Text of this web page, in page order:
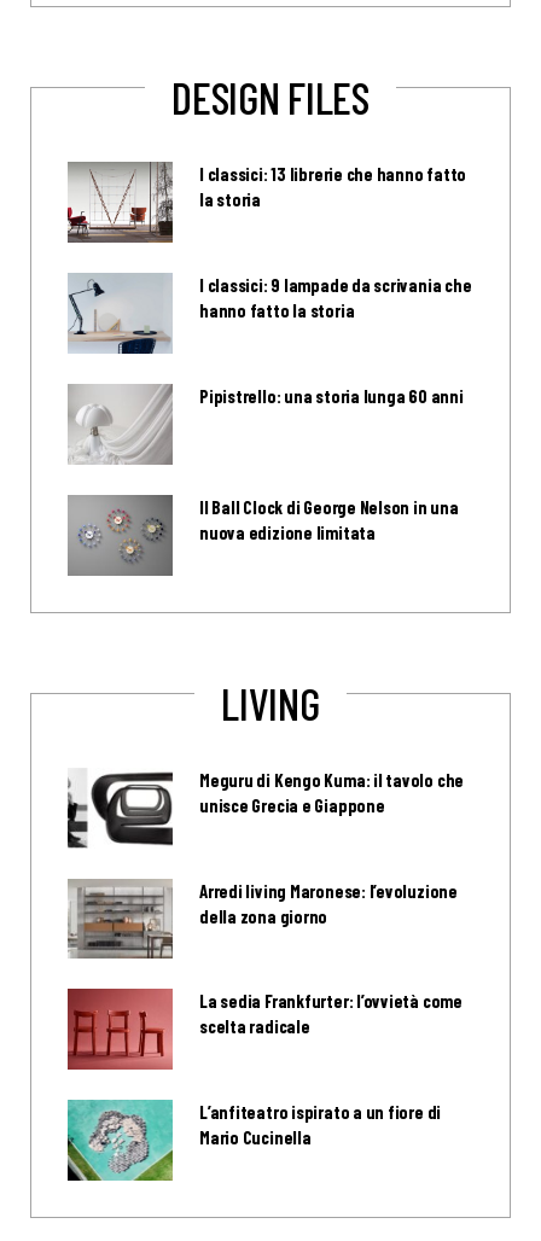
DESIGN FILES
I classici: 13 librerie che hanno fatto
la storia
I classici: 9 lampade da scrivania che
hanno fatto la storia
Pipistrello: una storia lunga 60 anni
Il Ball Clock di George Nelson in una
nuova edizione limitata
LIVING
Meguru di Kengo Kuma: il tavolo che
unisce Grecia e Giappone
Arredi living Maronese: l’evoluzione
della zona giorno
La sedia Frankfurter: l’ovvietà come
scelta radicale
L’anfiteatro ispirato a un fiore di
Mario Cucinella